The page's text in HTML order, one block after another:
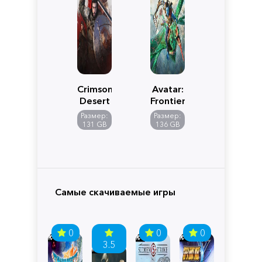
Crimson
Desert
Размер:
131 GB
Avatar:
Frontiers
of
Pandora
Размер:
136 GB
Самые скачиваемые игры
0
3.5
0 0